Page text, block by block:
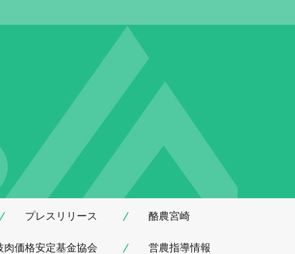
プレスリリース 酪農宮崎
肉価格安定基金協会 営農指導情報